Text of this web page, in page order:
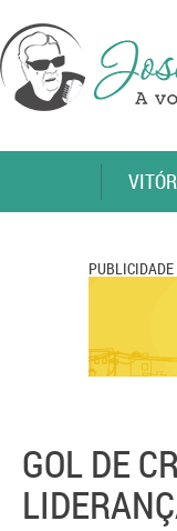
PUBLICIDADE
GOL DE